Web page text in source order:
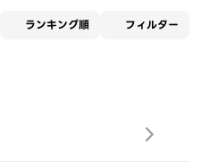
ランキング順 フィルター